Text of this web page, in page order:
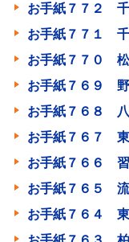
お手紙７７２
お手紙７７１
お手紙７７０
お手紙７６９
お手紙７６８
お手紙７６７
お手紙７６６
お手紙７６５ 流
お手紙７６４